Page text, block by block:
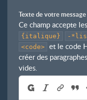
Texte de votre message
Ce champ accepte
{italique}
-
<code>
et le code
créer des
vides.